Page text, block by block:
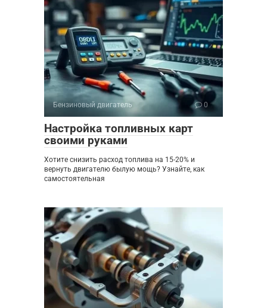
Бензиновый двигатель 0
Настройка топливных карт
своими руками
Хотите снизить расход топлива на 15-20% и
вернуть двигателю былую мощь? Узнайте, как
самостоятельная